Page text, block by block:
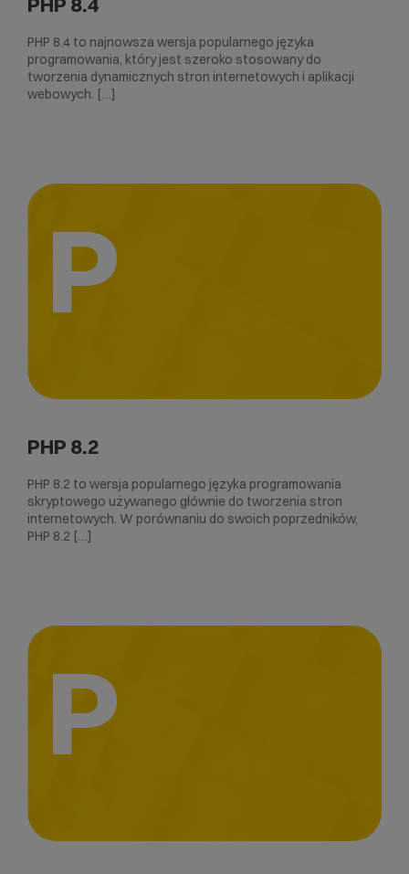
PHP 8.4 to najnowsza wersja popularnego języka
programowania, który jest szeroko stosowany do
tworzenia dynamicznych stron internetowych i aplikacji
webowych. […]
P
PHP 8.2
PHP 8.2 to wersja popularnego języka programowania
skryptowego używanego głównie do tworzenia stron
internetowych. W porównaniu do swoich poprzedników,
PHP 8.2 […]
P